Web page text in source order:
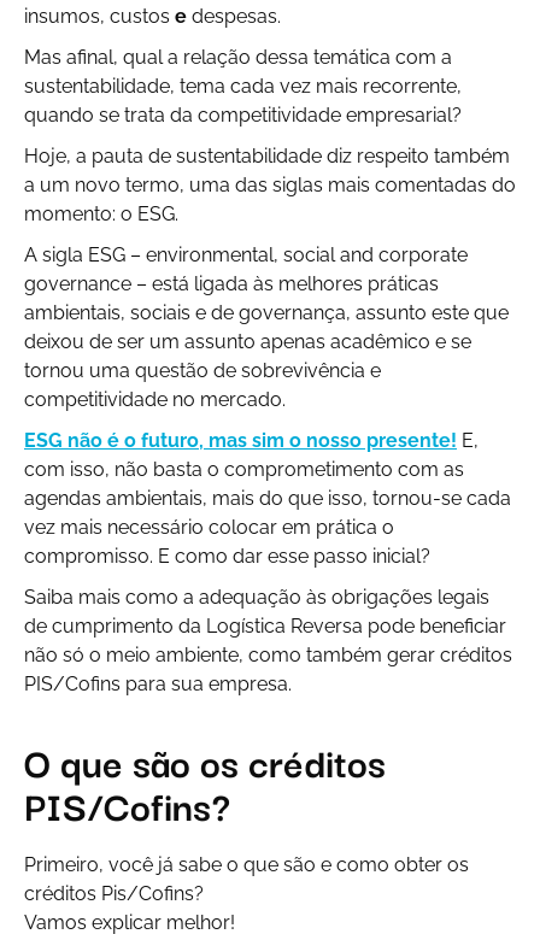
insumos, custos e despesas.
Mas afinal, qual a relação dessa temática com a
sustentabilidade, tema cada vez mais recorrente,
quando se trata da competitividade empresarial?
Hoje, a pauta de sustentabilidade diz respeito também
a um novo termo, uma das siglas mais comentadas do
momento: o ESG.
A sigla ESG – environmental, social and corporate
governance – está ligada às melhores práticas
ambientais, sociais e de governança, assunto este que
deixou de ser um assunto apenas acadêmico e se
tornou uma questão de sobrevivência e
competitividade no mercado.
ESG não é o futuro, mas sim o nosso presente! E,
com isso, não basta o comprometimento com as
agendas ambientais, mais do que isso, tornou-se cada
vez mais necessário colocar em prática o
compromisso. E como dar esse passo inicial?
Saiba mais como a adequação às obrigações legais
de cumprimento da Logística Reversa pode beneficiar
não só o meio ambiente, como também gerar créditos
PIS/Cofins para sua empresa.
O que são os créditos
PIS/Cofins?
Primeiro, você já sabe o que são e como obter os
créditos Pis/Cofins?
Vamos explicar melhor!